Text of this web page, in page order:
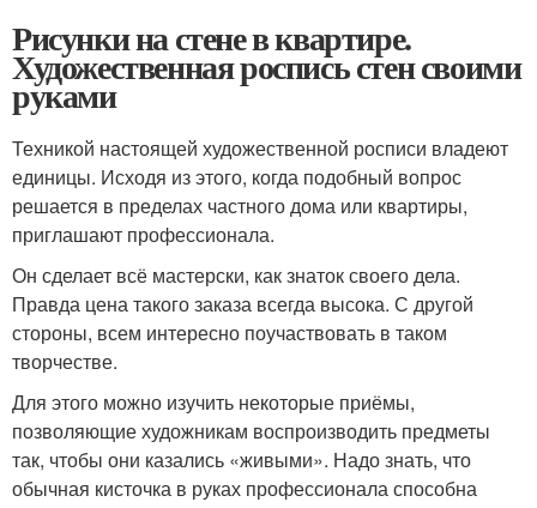
Рисунки на стене в квартире.
Художественная роспись стен своими
руками
Техникой настоящей художественной росписи владеют
единицы. Исходя из этого, когда подобный вопрос
решается в пределах частного дома или квартиры,
приглашают профессионала.
Он сделает всё мастерски, как знаток своего дела.
Правда цена такого заказа всегда высока. С другой
стороны, всем интересно поучаствовать в таком
творчестве.
Для этого можно изучить некоторые приёмы,
позволяющие художникам воспроизводить предметы
так, чтобы они казались «живыми». Надо знать, что
обычная кисточка в руках профессионала способна